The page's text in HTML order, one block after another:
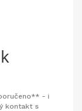
- i
kontakt s